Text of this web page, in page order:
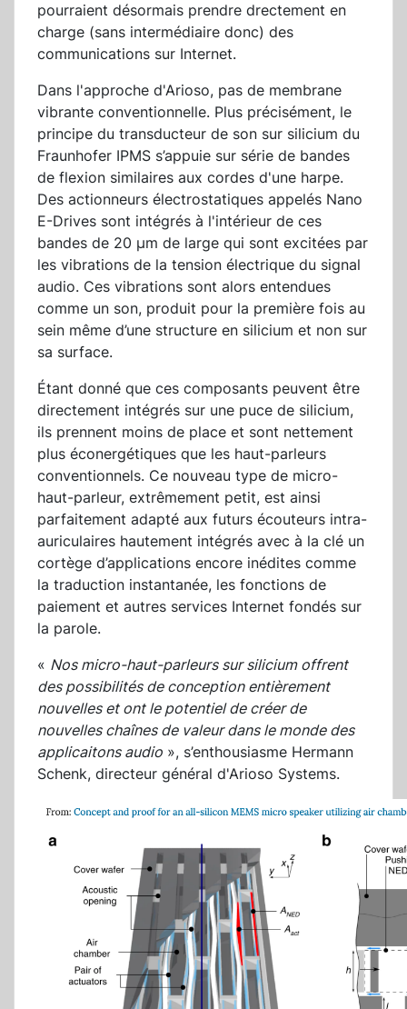
pourraient désormais prendre drectement en
charge (sans intermédiaire donc) des
communications sur Internet.
Dans l'approche d'Arioso, pas de membrane
vibrante conventionnelle. Plus précisément, le
principe du transducteur de son sur silicium du
Fraunhofer IPMS s’appuie sur série de bandes
de flexion similaires aux cordes d'une harpe.
Des actionneurs électrostatiques appelés Nano
E-Drives sont intégrés à l'intérieur de ces
bandes de 20 µm de large qui sont excitées par
les vibrations de la tension électrique du signal
audio. Ces vibrations sont alors entendues
comme un son, produit pour la première fois au
sein même d’une structure en silicium et non sur
sa surface.
Étant donné que ces composants peuvent être
directement intégrés sur une puce de silicium,
ils prennent moins de place et sont nettement
plus éconergétiques que les haut-parleurs
conventionnels. Ce nouveau type de micro-
haut-parleur, extrêmement petit, est ainsi
parfaitement adapté aux futurs écouteurs intra-
auriculaires hautement intégrés avec à la clé un
cortège d’applications encore inédites comme
la traduction instantanée, les fonctions de
paiement et autres services Internet fondés sur
la parole.
« Nos micro-haut-parleurs sur silicium offrent
des possibilités de conception entièrement
nouvelles et ont le potentiel de créer de
nouvelles chaînes de valeur dans le monde des
applicaitons audio », s’enthousiasme Hermann
Schenk, directeur général d'Arioso Systems.